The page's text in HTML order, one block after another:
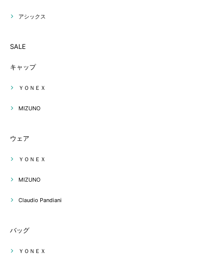
アシックス
SALE
キャップ
ＹＯＮＥＸ
MIZUNO
ウェア
ＹＯＮＥＸ
MIZUNO
Claudio Pandiani
バッグ
ＹＯＮＥＸ